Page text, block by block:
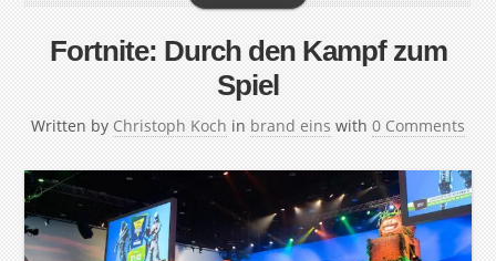
Fortnite: Durch den Kampf zum
Spiel
Written by Christoph Koch in brand eins with 0 Comments